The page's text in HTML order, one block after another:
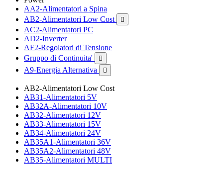
AA2-Alimentatori a Spina
AB2-Alimentatori Low Cost

AC2-Alimentatori PC
AD2-Inverter
AF2-Regolatori di Tensione
Gruppo di Continuita'

A9-Energia Alternativa 
AB2-Alimentatori Low Cost
AB31-Alimentatori 5V
AB32A-Alimentatori 10V
AB32-Alimentatori 12V
AB33-Alimentatori 15V
AB34-Alimentatori 24V
AB35A1-Alimentatori 36V
AB35A2-Alimentatori 48V
AB35-Alimentatori MULTI